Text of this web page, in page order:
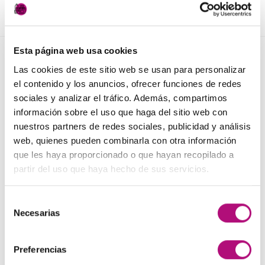
Esta página web usa cookies
Las cookies de este sitio web se usan para personalizar
el contenido y los anuncios, ofrecer funciones de redes
sociales y analizar el tráfico. Además, compartimos
información sobre el uso que haga del sitio web con
nuestros partners de redes sociales, publicidad y análisis
web, quienes pueden combinarla con otra información
que les haya proporcionado o que hayan recopilado a
partir del uso que haya hecho de sus servicios.
Necesarias
Preferencias
AÑADIR AL CARRITO
Elisièr Instant Bond Tratamiento
137,00€ El
precio
original
era:
137,00€.
130,00€ El
precio
actual
es:
130,00€.
(IVA incluido)
Elisièr Tratamiento Instantaneo 50ml
48,00€ El
45,00€El(IVA incluido)
45,00
Pack anticaída Locion Concentrée